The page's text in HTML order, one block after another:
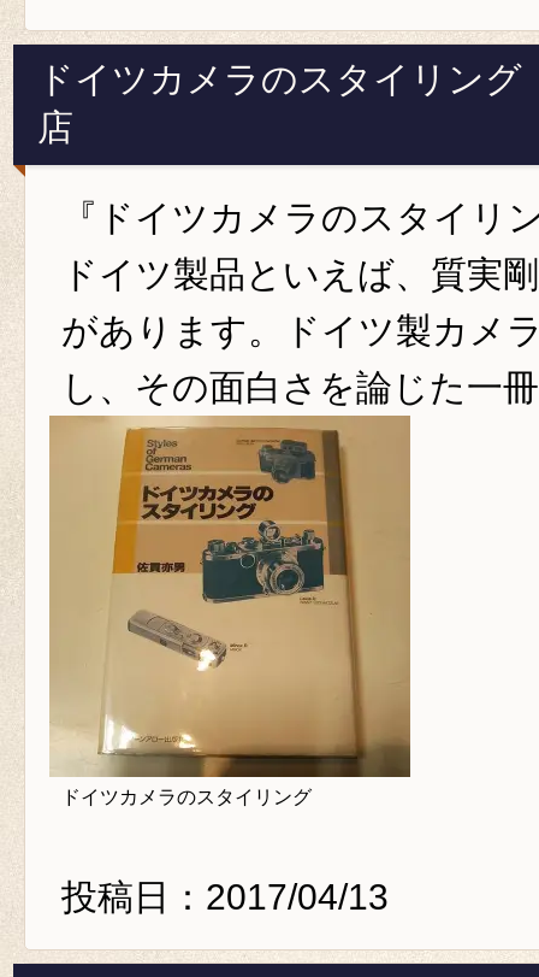
ドイツカメラのスタイリング
店
『ドイツカメラのスタイリ
ドイツ製品といえば、質実
があります。ドイツ製カメ
し、その面白さを論じた一
ドイツカメラのスタイリング
投稿日：2017/04/13